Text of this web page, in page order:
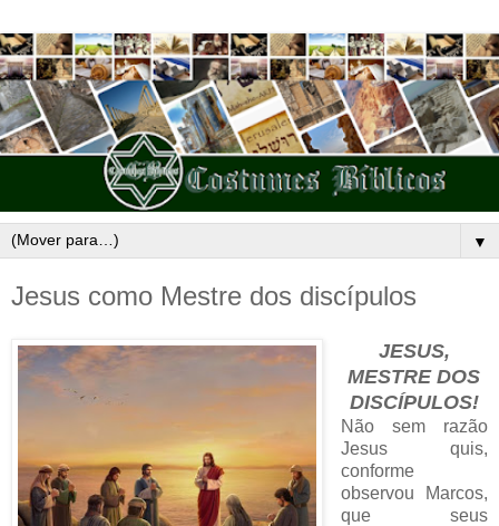
▼
Jesus como Mestre dos discípulos
JESUS,
MESTRE DOS
DISCÍPULOS!
Não sem razão
Jesus quis,
conforme
observou Marcos,
que seus